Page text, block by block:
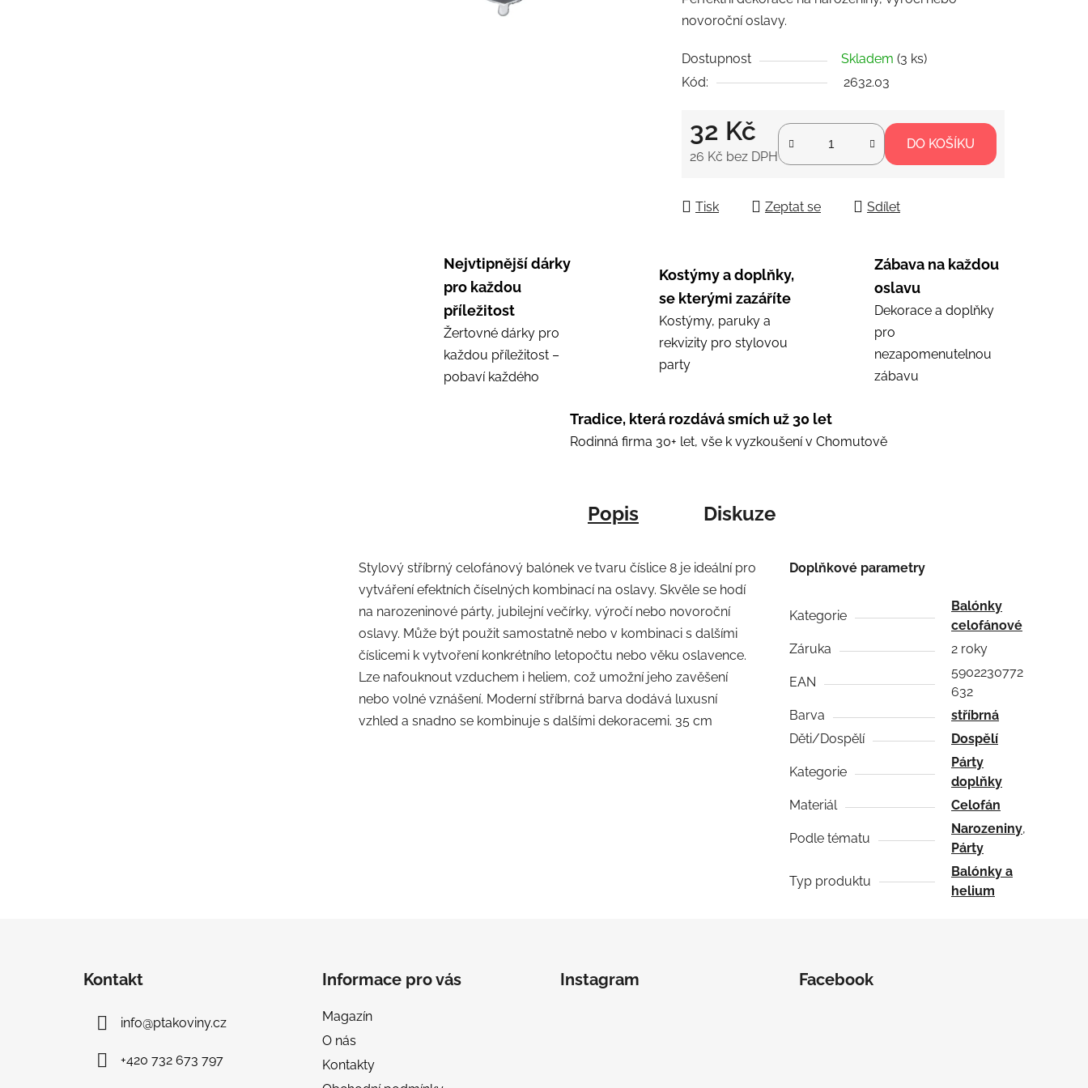
z
hvězdiček.
novoroční oslavy.
Dostupnost Skladem (3 ks)
Kód:
2632.03
32 Kč
26 Kč bez DPH
DO KOŠÍKU
Tisk Zeptat se Sdílet
Nejvtipnější dárky
pro každou
příležitost
Žertovné dárky pro
každou příležitost –
pobaví každého
Kostýmy a doplňky,
se kterými zazáříte
Kostýmy, paruky a
rekvizity pro stylovou
party
Zábava na každou
oslavu
Dekorace a doplňky
pro
nezapomenutelnou
zábavu
Tradice, která rozdává smích už 30 let
Rodinná firma 30+ let, vše k vyzkoušení v Chomutově
Popis Diskuze
Stylový stříbrný celofánový balónek ve tvaru číslice 8 je ideální pro
vytváření efektních číselných kombinací na oslavy. Skvěle se hodí
na narozeninové párty, jubilejní večírky, výročí nebo novoroční
oslavy. Může být použit samostatně nebo v kombinaci s dalšími
číslicemi k vytvoření konkrétního letopočtu nebo věku oslavence.
Lze nafouknout vzduchem i heliem, což umožní jeho zavěšení
nebo volné vznášení. Moderní stříbrná barva dodává luxusní
vzhled a snadno se kombinuje s dalšími dekoracemi. 35 cm
Doplňkové parametry
Kategorie
Balónky
celofánové
Záruka
2 roky
EAN
5902230772
632
Barva
stříbrná
Děti/Dospělí
Dospělí
Kategorie
Párty
doplňky
Materiál
Celofán
Podle tématu
Narozeniny,
Párty
Typ produktu
Balónky a
helium
Kontakt
info@ptakoviny.cz
+420 732 673 797
Informace pro vás
Magazín
O nás
Kontakty
Instagram Facebook